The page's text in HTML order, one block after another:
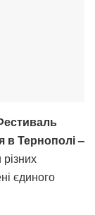
в Тернополі –
єдиного